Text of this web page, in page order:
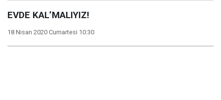
EVDE KAL’MALIYIZ!
18 Nisan 2020 Cumartesi 10:30